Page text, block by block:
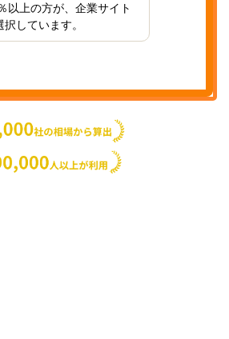
以上の方が、企業サイト
択しています。